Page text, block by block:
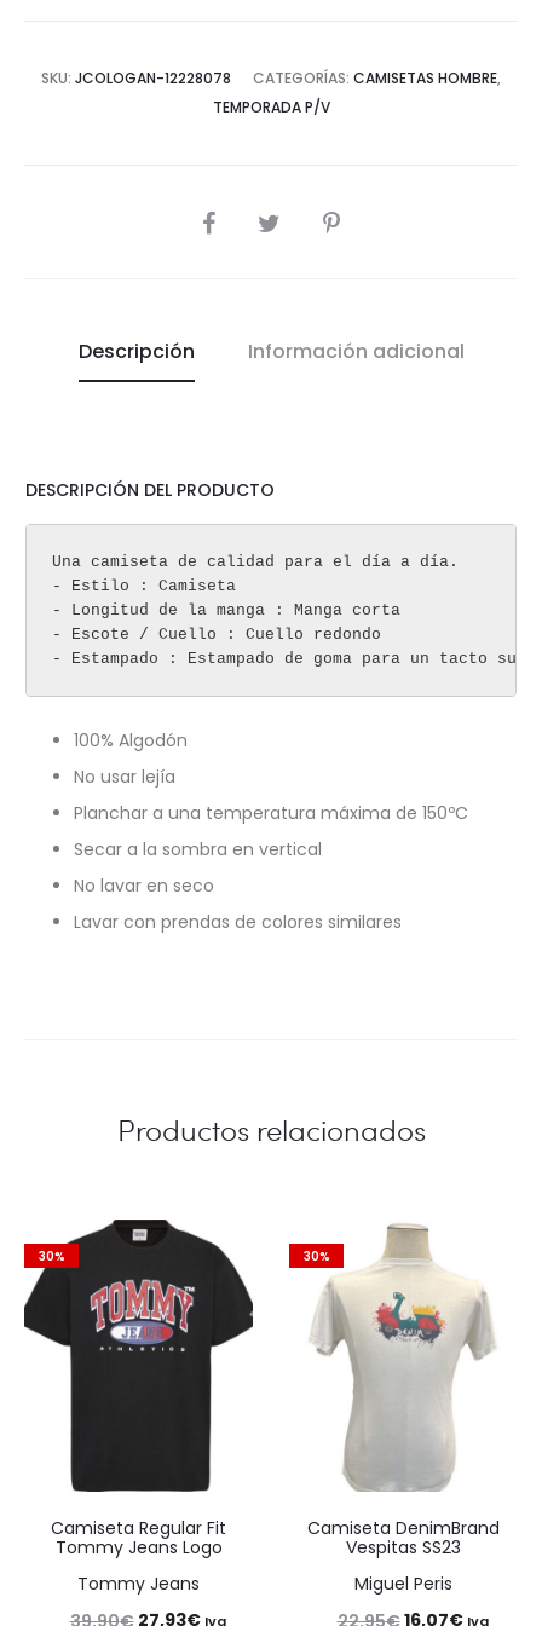
SKU: JCOLOGAN-12228078 CATEGORÍAS: CAMISETAS HOMBRE,
TEMPORADA P/V
COMPARTIR
Descripción Información adicional
DESCRIPCIÓN DEL PRODUCTO
Una camiseta de calidad para el día a día.
- Estilo : Camiseta
- Longitud de la manga : Manga corta
- Escote / Cuello : Cuello redondo
100% Algodón
No usar lejía
Planchar a una temperatura máxima de 150ºC
Secar a la sombra en vertical
No lavar en seco
Lavar con prendas de colores similares
Productos relacionados
30%
Camiseta Regular Fit
Tommy Jeans Logo
Tommy Jeans
El
27,93€ElIva
30%
Camiseta DenimBrand
Vespitas SS23
Miguel Peris
El
16,07€ElIva